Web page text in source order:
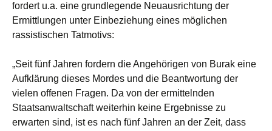
fordert u.a. eine grundlegende Neuausrichtung der
Ermittlungen unter Einbeziehung eines möglichen
rassistischen Tatmotivs:
„Seit fünf Jahren fordern die Angehörigen von Burak eine
Aufklärung dieses Mordes und die Beantwortung der
vielen offenen Fragen. Da von der ermittelnden
Staatsanwaltschaft weiterhin keine Ergebnisse zu
erwarten sind, ist es nach fünf Jahren an der Zeit, dass